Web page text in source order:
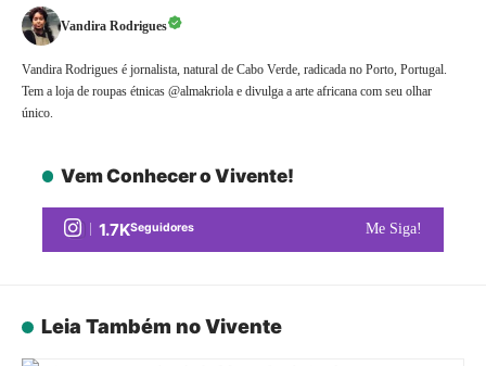
Vandira Rodrigues
Vandira Rodrigues é jornalista, natural de Cabo Verde, radicada no Porto, Portugal.
Tem a loja de roupas étnicas @almakriola e divulga a arte africana com seu olhar
único.
Vem Conhecer o Vivente!
1.7KSeguidores Me Siga!
Leia Também no Vivente